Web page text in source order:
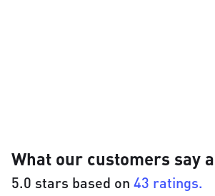
What our customers say
5.0 stars based on 43 ratings.